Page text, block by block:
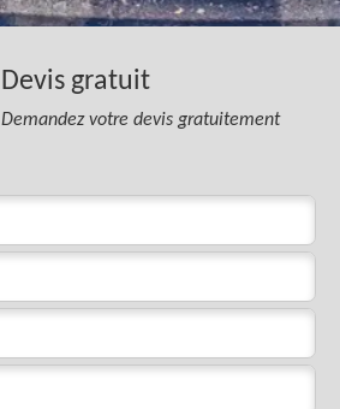
Devis gratuit
Demandez votre devis gratuitement